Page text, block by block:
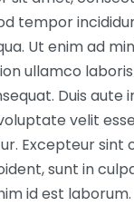
tempor
Ut enim ad
ullamco laboris
Duis aute
velit
Excepteur sint
sunt in
id est laborum.